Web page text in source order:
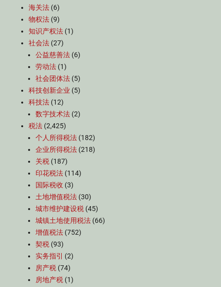
海关法 (6)
物权法 (9)
知识产权法 (1)
社会法 (27)
公益慈善法 (6)
劳动法 (1)
社会团体法 (5)
科技创新企业 (5)
科技法 (12)
数字技术法 (2)
税法 (2,425)
个人所得税法 (182)
企业所得税法 (218)
关税 (187)
印花税法 (114)
国际税收 (3)
土地增值税法 (30)
城市维护建设税 (45)
城镇土地使用税法 (66)
增值税法 (752)
契税 (93)
实务指引
(2)
房产税 (74)
房地产税 (1)